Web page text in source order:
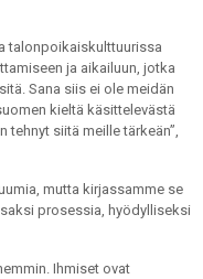
talonpoikaiskulttuurissa
ja aikailuun, jotka
Sana siis ei ole meidän
kieltä käsittelevästä
tehnyt siitä meille tärkeän”,
mutta kirjassamme se
prosessia, hyödylliseksi
Ihmiset ovat